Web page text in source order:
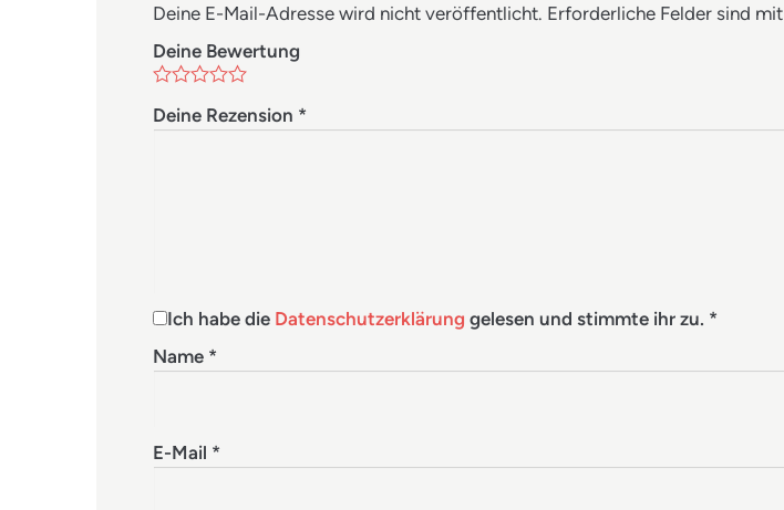
Deine E-Mail-Adresse wird nicht veröffentlicht. Erforderliche Felder sind mit
Deine Bewertung
Deine Rezension *
Ich habe die Datenschutzerklärung gelesen und stimmte ihr zu. *
Name *
E-Mail *